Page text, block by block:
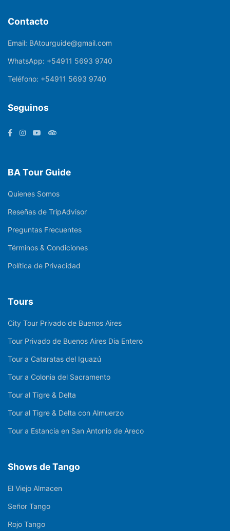
Contacto
Email: BAtourguide@gmail.com
WhatsApp: +54911 5693 9740
Teléfono: +54911 5693 9740
Seguinos
BA Tour Guide
Quienes Somos
Reseñas de TripAdvisor
Preguntas Frecuentes
Términos & Condiciones
Política de Privacidad
Tours
City Tour Privado de Buenos Aires
Tour Privado de Buenos Aires Dia Entero
Tour a Cataratas del Iguazú
Tour a Colonia del Sacramento
Tour al Tigre & Delta
Tour al Tigre & Delta con Almuerzo
Tour a Estancia en San Antonio de Areco
Shows de Tango
El Viejo Almacen
Señor Tango
Rojo Tango